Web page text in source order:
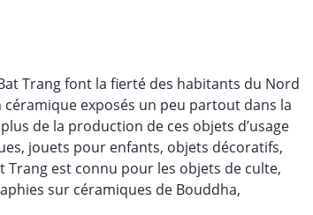
Trang font la fierté des habitants du Nord
exposés un peu partout dans la
de la production de ces objets d’usage
jouets pour enfants, objets décoratifs,
est connu pour les objets de culte,
sur céramiques de Bouddha,